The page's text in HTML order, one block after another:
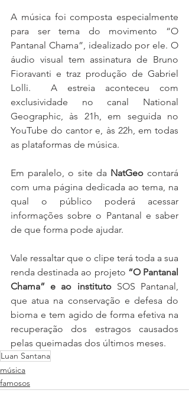
A música foi composta especialmente
para ser tema do movimento “O
Pantanal Chama”, idealizado por ele. O
áudio visual tem assinatura de Bruno
Fioravanti e traz produção de Gabriel
Lolli.  A estreia aconteceu com
exclusividade no canal National
Geographic, às 21h, em seguida no
YouTube do cantor e, às 22h, em todas
as plataformas de música.
Em paralelo, o site da NatGeo contará
com uma página dedicada ao tema, na
qual o público poderá acessar
informações sobre o Pantanal e saber
de que forma pode ajudar.
Vale ressaltar que o clipe terá toda a sua
renda destinada ao projeto “O Pantanal
Chama” e ao instituto SOS Pantanal,
que atua na conservação e defesa do
bioma e tem agido de forma efetiva na
recuperação dos estragos causados
pelas queimadas dos últimos meses.
Luan Santana
música
famosos